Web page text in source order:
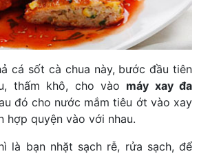
cá sốt cà chua này, bước đầu tiên
thấm khô, cho vào máy xay đa
đó cho nước mắm tiêu ớt vào xay
hợp quyện vào với nhau.
là bạn nhặt sạch rễ, rửa sạch, để